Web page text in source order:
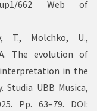
662 Web of
T., Molchko, U.,
The evolution of
in the
UBB Musica,
Pp. 63–79. DOI: